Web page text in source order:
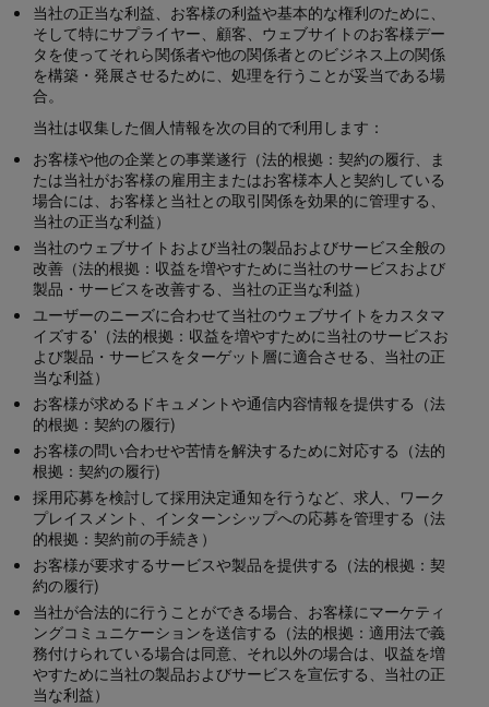
当社の正当な利益、お客様の利益や基本的な権利のために、
そして特にサプライヤー、顧客、ウェブサイトのお客様デー
タを使ってそれら関係者や他の関係者とのビジネス上の関係
を構築・発展させるために、処理を行うことが妥当である場
合。
当社は収集した個人情報を次の目的で利用します：
お客様や他の企業との事業遂行（法的根拠：契約の履行、ま
たは当社がお客様の雇用主またはお客様本人と契約している
場合には、お客様と当社との取引関係を効果的に管理する、
当社の正当な利益）
当社のウェブサイトおよび当社の製品およびサービス全般の
改善（法的根拠：収益を増やすために当社のサービスおよび
製品・サービスを改善する、当社の正当な利益）
ユーザーのニーズに合わせて当社のウェブサイトをカスタマ
イズする'（法的根拠：収益を増やすために当社のサービスお
よび製品・サービスをターゲット層に適合させる、当社の正
当な利益）
お客様が求めるドキュメントや通信内容情報を提供する（法
的根拠：契約の履行)
お客様の問い合わせや苦情を解決するために対応する（法的
根拠：契約の履行)
採用応募を検討して採用決定通知を行うなど、求人、ワーク
プレイスメント、インターンシップへの応募を管理する（法
的根拠：契約前の手続き）
お客様が要求するサービスや製品を提供する（法的根拠：契
約の履行)
当社が合法的に行うことができる場合、お客様にマーケティ
ングコミュニケーションを送信する（法的根拠：適用法で義
務付けられている場合は同意、それ以外の場合は、収益を増
やすために当社の製品およびサービスを宣伝する、当社の正
当な利益）